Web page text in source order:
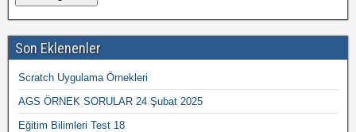
Son Eklenenler
Scratch Uygulama Örnekleri
AGS ÖRNEK SORULAR 24 Şubat 2025
Eğitim Bilimleri Test 18